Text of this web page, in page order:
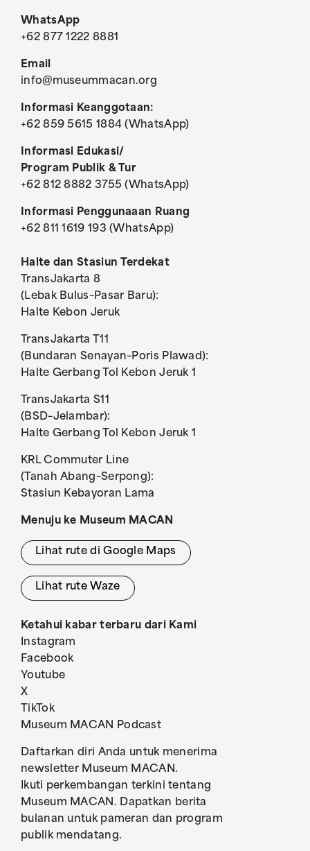
WhatsApp
+62 877 1222 8881
Email
info@museummacan.org
Informasi Keanggotaan:
+62 859 5615 1884 (WhatsApp)
Informasi Edukasi/
Program Publik & Tur
+62 812 8882 3755 (WhatsApp)
Informasi Penggunaaan Ruang
+62 811 1619 193 (WhatsApp)
Halte dan Stasiun Terdekat
TransJakarta 8
(Lebak Bulus–Pasar Baru):
Halte Kebon Jeruk
TransJakarta T11
(Bundaran Senayan–Poris Plawad):
Halte Gerbang Tol Kebon Jeruk 1
TransJakarta S11
(BSD–Jelambar):
Halte Gerbang Tol Kebon Jeruk 1
KRL Commuter Line
(Tanah Abang–Serpong):
Stasiun Kebayoran Lama
Menuju ke Museum MACAN
Lihat rute di Google Maps
Lihat rute Waze
Ketahui kabar terbaru dari Kami
Instagram
Facebook
Youtube
X
TikTok
Museum MACAN Podcast
Daftarkan diri Anda untuk menerima
newsletter Museum MACAN.
Ikuti perkembangan terkini tentang
Museum MACAN. Dapatkan berita
bulanan untuk pameran dan program
publik mendatang.